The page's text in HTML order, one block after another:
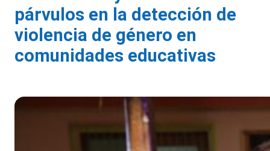
párvulos en la detección de
violencia de género en
comunidades educativas